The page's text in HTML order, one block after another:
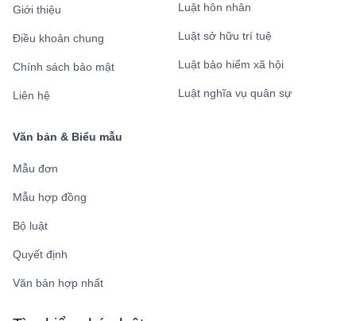
Giới thiệu
Điều khoản chung
Chính sách bảo mật
Liên hệ
Luật hôn nhân
Luật sở hữu trí tuệ
Luật bảo hiểm xã hội
Luật nghĩa vụ quân sự
Văn bản & Biểu mẫu
Mẫu đơn
Mẫu hợp đồng
Bộ luật
Quyết định
Văn bản hợp nhất